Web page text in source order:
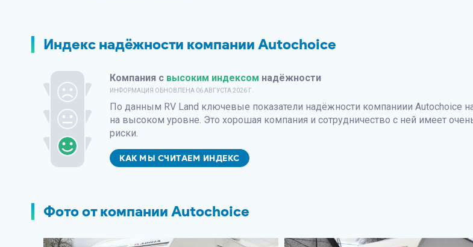
Индекс надёжности компании Autochoice
Компания с высоким индексом надёжности
ИНФОРМАЦИЯ ОБНОВЛЕНА 06 АВГУСТА 2026 Г.
По данным RV Land ключевые показатели надёжности компаниии Autochoice
на высоком уровне. Это хорошая компания и сотрудничество с ней имеет
риски.
КАК МЫ СЧИТАЕМ ИНДЕКС
Фото от компании Autochoice